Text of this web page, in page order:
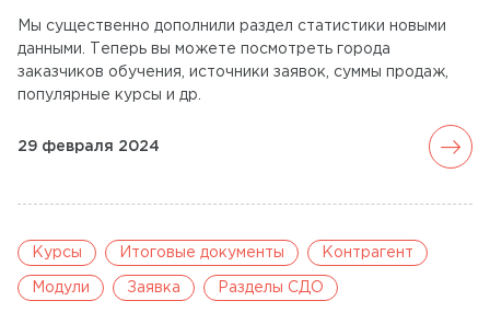
Мы существенно дополнили раздел статистики новыми
данными. Теперь вы можете посмотреть города
заказчиков обучения, источники заявок, суммы продаж,
популярные курсы и др.
29 февраля 2024 arrow_forward
Курсы Итоговые документы Контрагент
Модули Заявка Разделы СДО